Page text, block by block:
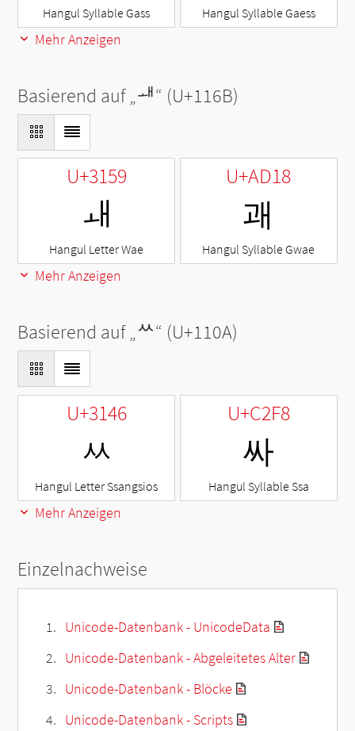
Hangul Syllable Gass Hangul Syllable Gaess
Mehr Anzeigen
Basierend auf „ᅫ“ (U+116B)
U+3159
ㅙ
Hangul Letter Wae
U+AD18
괘
Hangul Syllable Gwae
Mehr Anzeigen
Basierend auf „ᄊ“ (U+110A)
U+3146
ㅆ
Hangul Letter Ssangsios
U+C2F8
싸
Hangul Syllable Ssa
Mehr Anzeigen
Einzelnachweise
Unicode-Datenbank - UnicodeData
Unicode-Datenbank - Abgeleitetes Alter
Unicode-Datenbank - Blöcke
Unicode-Datenbank - Scripts